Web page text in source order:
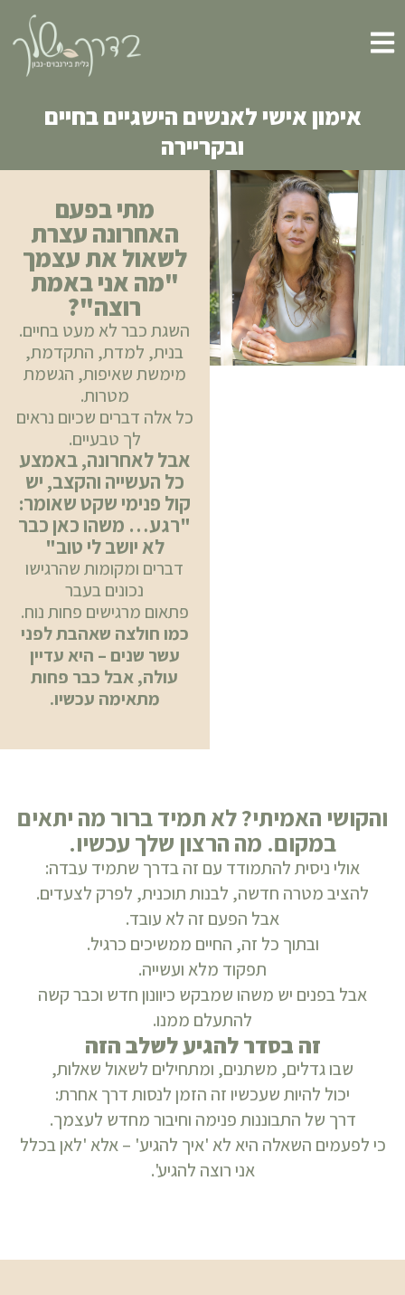
אימון אישי לאנשים הישגיים בחיים
ובקריירה
מתי בפעם
האחרונה עצרת
לשאול את עצמך
"מה אני באמת
רוצה"?
השגת כבר לא מעט בחיים.
בנית, למדת, התקדמת,
מימשת שאיפות, הגשמת
מטרות.
כל אלה דברים שכיום נראים
לך טבעיים.
אבל לאחרונה, באמצע
כל העשייה והקצב, יש
קול פנימי שקט שאומר:
"רגע… משהו כאן כבר
לא יושב לי טוב"
דברים ומקומות שהרגישו
נכונים בעבר
פתאום מרגישים פחות נוח.
כמו חולצה שאהבת לפני
עשר שנים – היא עדיין
עולה, אבל כבר פחות
מתאימה עכשיו.
והקושי האמיתי? לא תמיד ברור מה יתאים
במקום. מה הרצון שלך עכשיו.
אולי ניסית להתמודד עם זה בדרך שתמיד עבדה:
להציב מטרה חדשה, לבנות תוכנית, לפרק לצעדים.
אבל הפעם זה לא עובד.
ובתוך כל זה, החיים ממשיכים כרגיל.
תפקוד מלא ועשייה.
אבל בפנים יש משהו שמבקש כיוונון חדש וכבר קשה
להתעלם ממנו.
זה בסדר להגיע לשלב הזה
שבו גדלים, משתנים, ומתחילים לשאול שאלות,
יכול להיות שעכשיו זה הזמן לנסות דרך אחרת:
דרך של התבוננות פנימה וחיבור מחדש לעצמך.
כי לפעמים השאלה היא לא 'איך להגיע' – אלא 'לאן בכלל
אני רוצה להגיע'.